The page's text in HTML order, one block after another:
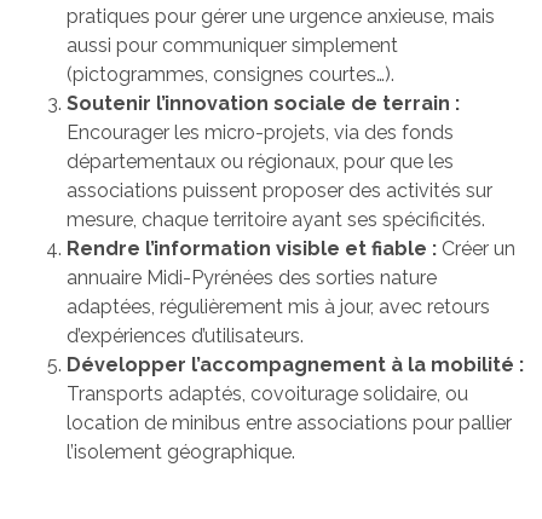
pratiques pour gérer une urgence anxieuse, mais
aussi pour communiquer simplement
(pictogrammes, consignes courtes…).
Soutenir l’innovation sociale de terrain :
Encourager les micro-projets, via des fonds
départementaux ou régionaux, pour que les
associations puissent proposer des activités sur
mesure, chaque territoire ayant ses spécificités.
Rendre l’information visible et fiable : Créer un
annuaire Midi-Pyrénées des sorties nature
adaptées, régulièrement mis à jour, avec retours
d’expériences d’utilisateurs.
Développer l’accompagnement à la mobilité :
Transports adaptés, covoiturage solidaire, ou
location de minibus entre associations pour pallier
l’isolement géographique.